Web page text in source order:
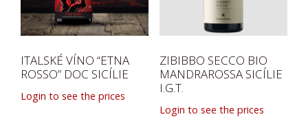
ITALSKÉ VÍNO “ETNA
ROSSO” DOC SICÍLIE
Login to see the prices
ZIBIBBO SECCO BIO
MANDRAROSSA SICÍLIE
I.G.T.
Login to see the prices